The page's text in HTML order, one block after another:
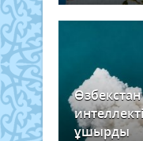
ұшырды